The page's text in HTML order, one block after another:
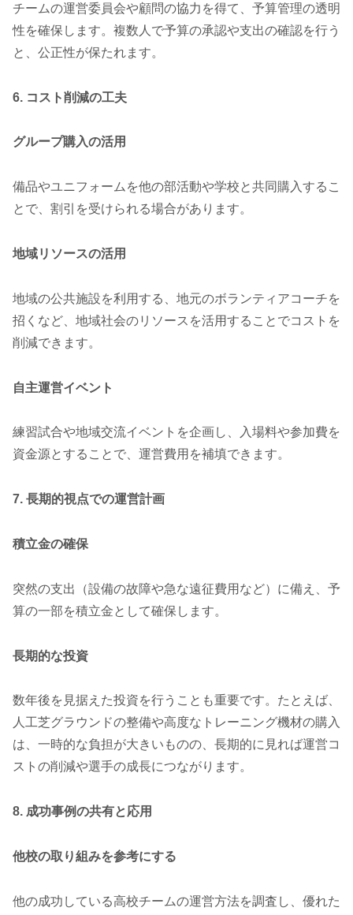
チームの運営委員会や顧問の協力を得て、予算管理の透明
性を確保します。複数人で予算の承認や支出の確認を行う
と、公正性が保たれます。
6. コスト削減の工夫
グループ購入の活用
備品やユニフォームを他の部活動や学校と共同購入するこ
とで、割引を受けられる場合があります。
地域リソースの活用
地域の公共施設を利用する、地元のボランティアコーチを
招くなど、地域社会のリソースを活用することでコストを
削減できます。
自主運営イベント
練習試合や地域交流イベントを企画し、入場料や参加費を
資金源とすることで、運営費用を補填できます。
7. 長期的視点での運営計画
積立金の確保
突然の支出（設備の故障や急な遠征費用など）に備え、予
算の一部を積立金として確保します。
長期的な投資
数年後を見据えた投資を行うことも重要です。たとえば、
人工芝グラウンドの整備や高度なトレーニング機材の購入
は、一時的な負担が大きいものの、長期的に見れば運営コ
ストの削減や選手の成長につながります。
8. 成功事例の共有と応用
他校の取り組みを参考にする
他の成功している高校チームの運営方法を調査し、優れた